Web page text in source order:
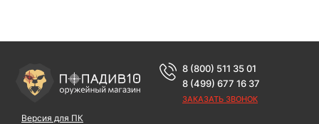
Версия для ПК
8 (800) 511 35 01
8 (499) 677 16 37
ЗАКАЗАТЬ ЗВОНОК